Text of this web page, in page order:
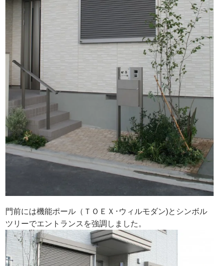
門前には機能ポール（ＴＯＥＸ･ウィルモダン)とシンボル
ツリーでエントランスを強調しました。